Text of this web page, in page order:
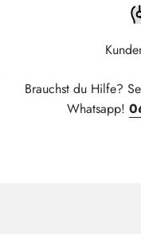
Brauchst du Hilfe?
Whatsapp!